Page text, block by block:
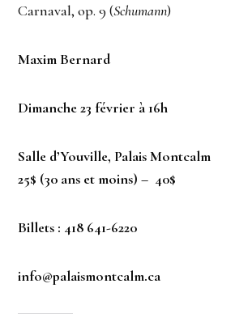
Carnaval, op. 9 (Schumann)
Maxim Bernard
Dimanche 23 février à 16h
Salle d’Youville, Palais Montcalm
25$ (30 ans et moins) – 40$
Billets : 418 641-6220
info@palaismontcalm.ca